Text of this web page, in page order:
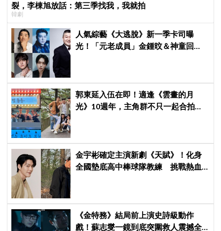
裂，李棟旭放話：第三季找我，我就拍
韓劇
人氣綜藝《大逃脫》新一季卡司曝
光！「元老成員」金鍾旼＆神童回
郭東延入伍在即！適逢《雲畫的月
光》10週年，主角群不只一起合拍畫
金宇彬確定主演新劇《天賦》！化身
全國墊底高中棒球隊教練 挑戰熱血
《金特務》結局前上演史詩級動作
戲！蘇志燮一鏡到底突圍救人震撼全